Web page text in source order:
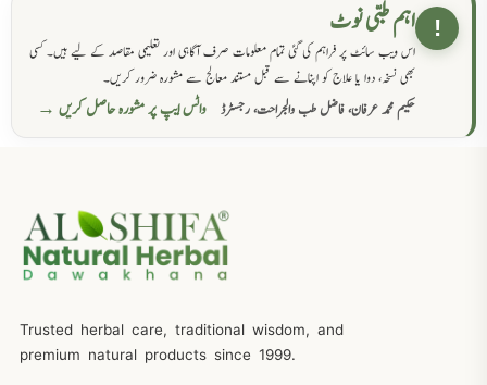
! اہم طبی نوٹ
اس ویب سائٹ پر فراہم کی گئی تمام معلومات صرف آگاہی اور تعلیمی مقاصد کے لیے ہیں۔ کسی
بھی نسخہ، دوا یا علاج کو اپنانے سے قبل مستند معالج سے مشورہ ضرور کریں۔
حکیم محمد عرفان، فاضل طب والجراحت، رجسٹرڈ
واٹس ایپ پر مشورہ حاصل کریں →
Trusted herbal care, traditional wisdom, and
premium natural products since 1999.